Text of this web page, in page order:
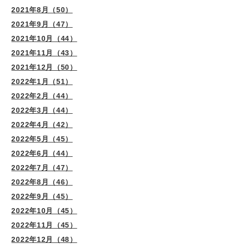
2021年8月（50）
2021年9月（47）
2021年10月（44）
2021年11月（43）
2021年12月（50）
2022年1月（51）
2022年2月（44）
2022年3月（44）
2022年4月（42）
2022年5月（45）
2022年6月（44）
2022年7月（47）
2022年8月（46）
2022年9月（45）
2022年10月（45）
2022年11月（45）
2022年12月（48）